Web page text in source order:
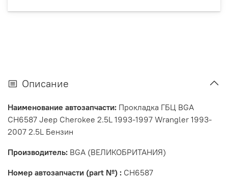
Описание
Наименование автозапчасти: Прокладка ГБЦ BGA
CH6587 Jeep Cherokee 2.5L 1993-1997 Wrangler 1993-
2007 2.5L Бензин
Производитель: BGA (ВЕЛИКОБРИТАНИЯ)
Номер автозапчасти (part №) : CH6587